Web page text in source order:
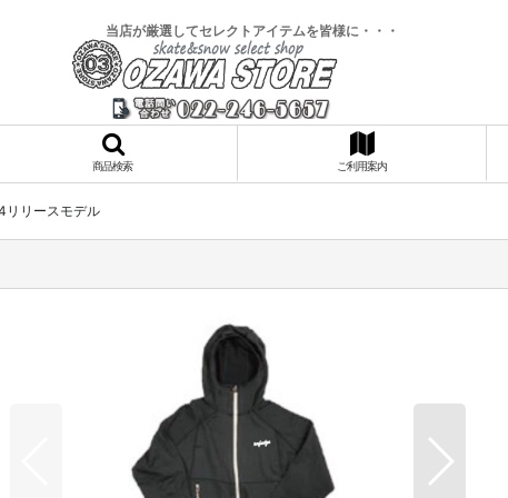
当店が厳選してセレクトアイテムを皆様に・・・
商品検索 ご利用案内
リースモデル